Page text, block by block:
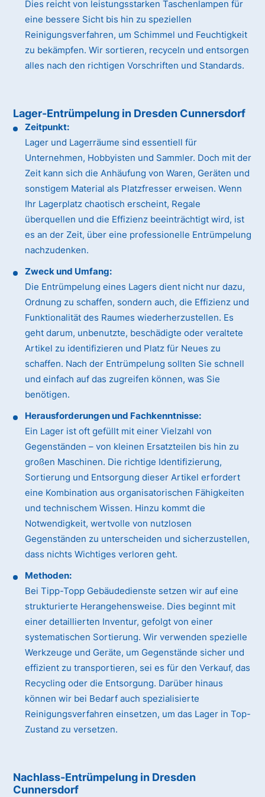
Dies reicht von leistungsstarken Taschenlampen für
eine bessere Sicht bis hin zu speziellen
Reinigungsverfahren, um Schimmel und Feuchtigkeit
zu bekämpfen. Wir sortieren, recyceln und entsorgen
alles nach den richtigen Vorschriften und Standards.
Lager-Entrümpelung in Dresden Cunnersdorf
Zeitpunkt:
Lager und Lagerräume sind essentiell für
Unternehmen, Hobbyisten und Sammler. Doch mit der
Zeit kann sich die Anhäufung von Waren, Geräten und
sonstigem Material als Platzfresser erweisen. Wenn
Ihr Lagerplatz chaotisch erscheint, Regale
überquellen und die Effizienz beeinträchtigt wird, ist
es an der Zeit, über eine professionelle Entrümpelung
nachzudenken.
Zweck und Umfang:
Die Entrümpelung eines Lagers dient nicht nur dazu,
Ordnung zu schaffen, sondern auch, die Effizienz und
Funktionalität des Raumes wiederherzustellen. Es
geht darum, unbenutzte, beschädigte oder veraltete
Artikel zu identifizieren und Platz für Neues zu
schaffen. Nach der Entrümpelung sollten Sie schnell
und einfach auf das zugreifen können, was Sie
benötigen.
Herausforderungen und Fachkenntnisse:
Ein Lager ist oft gefüllt mit einer Vielzahl von
Gegenständen – von kleinen Ersatzteilen bis hin zu
großen Maschinen. Die richtige Identifizierung,
Sortierung und Entsorgung dieser Artikel erfordert
eine Kombination aus organisatorischen Fähigkeiten
und technischem Wissen. Hinzu kommt die
Notwendigkeit, wertvolle von nutzlosen
Gegenständen zu unterscheiden und sicherzustellen,
dass nichts Wichtiges verloren geht.
Methoden:
Bei Tipp-Topp Gebäudedienste setzen wir auf eine
strukturierte Herangehensweise. Dies beginnt mit
einer detaillierten Inventur, gefolgt von einer
systematischen Sortierung. Wir verwenden spezielle
Werkzeuge und Geräte, um Gegenstände sicher und
effizient zu transportieren, sei es für den Verkauf, das
Recycling oder die Entsorgung. Darüber hinaus
können wir bei Bedarf auch spezialisierte
Reinigungsverfahren einsetzen, um das Lager in Top-
Zustand zu versetzen.
Nachlass-Entrümpelung in Dresden
Cunnersdorf